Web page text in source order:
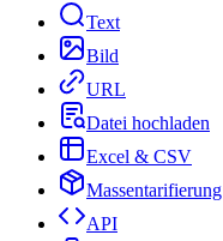
Text
Bild
URL
Datei hochladen
Excel & CSV
Massentarifierung
API